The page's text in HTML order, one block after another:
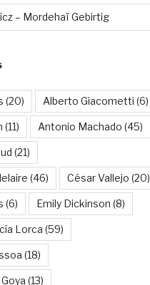
– Mordehaï Gebirtig
(20) Alberto Giacometti (6)
(11) Antonio Machado (45)
(21)
(46) César Vallejo (20)
(6) Emily Dickinson (8)
Lorca (59)
(18)
(13)